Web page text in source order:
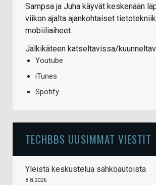
Sampsa ja Juha käyvät keskenään
viikon ajalta ajankohtaiset
mobiiliaiheet.
Jälkikäteen katseltavissa/
Youtube
iTunes
Spotify
TECHBBS UUSIMMAT VIESTIT
Yleistä keskustelua sähköautoista
8.8.2026